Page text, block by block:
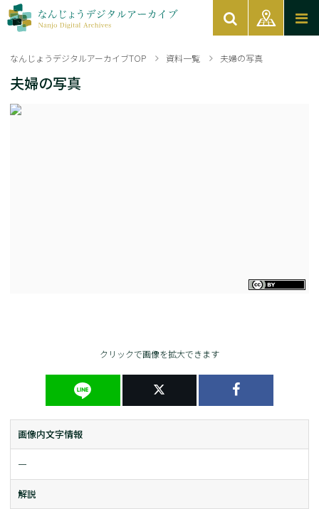
なんじょうデジタルアーカイブTOP 資料一覧 夫婦の写真
夫婦の写真
クリックで画像を拡大できます
画像内文字情報
ー
解説